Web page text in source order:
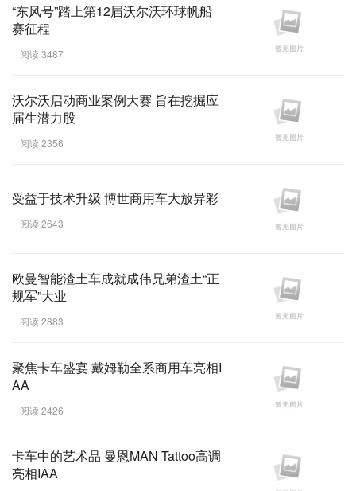
“东风号”踏上第12届沃尔沃环球帆船
赛征程
阅读 3487
沃尔沃启动商业案例大赛 旨在挖掘应
届生潜力股
阅读 2356
受益于技术升级 博世商用车大放异彩
阅读 2643
欧曼智能渣土车成就成伟兄弟渣土“正
规军”大业
阅读 2883
聚焦卡车盛宴 戴姆勒全系商用车亮相I
AA
阅读 2426
卡车中的艺术品 曼恩MAN Tattoo高调
亮相IAA